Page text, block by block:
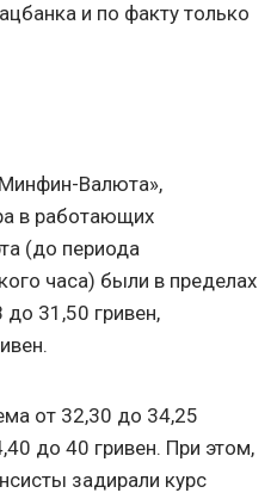
и по факту только
Валюта»,
в работающих
(до периода
часа) были в пределах
31,50 гривен,
от 32,30 до 34,25
до 40 гривен. При этом,
задирали курс